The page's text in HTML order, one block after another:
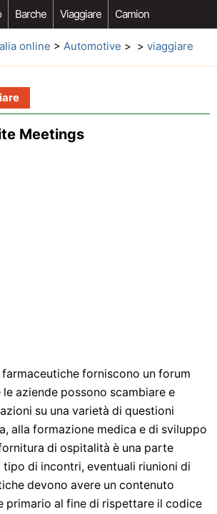
Barche Viaggiare Camion
Auto Car Opzioni Aftermarket
online > Automotive > > viaggiare
Meetings
forniscono un forum
aziende possono scambiare e
su una varietà di questioni
alla formazione medica e di sviluppo
di ospitalità è una parte
tipo di incontri, eventuali riunioni di
devono avere un contenuto
primario al fine di rispettare il codice